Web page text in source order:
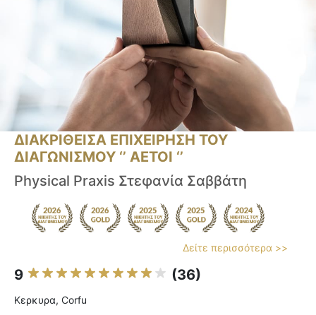
ΔΙΑΚΡΙΘΕΙΣΑ ΕΠΙΧΕΙΡΗΣΗ ΤΟΥ
ΔΙΑΓΩΝΙΣΜΟΥ ‘’ ΑΕΤΟΙ ‘’
Physical Praxis Στεφανία Σαββάτη
Δείτε περισσότερα >>
9 (36)
Κερκυρα, Corfu